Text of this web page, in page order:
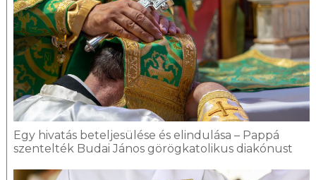
Egy hivatás beteljesülése és elindulása – Pappá
szentelték Budai János görögkatolikus diakónust